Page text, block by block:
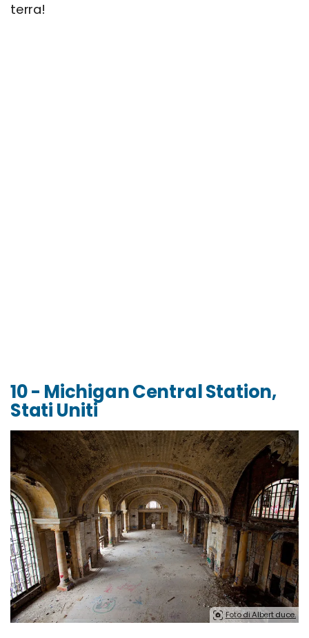
terra!
10 - Michigan Central Station,
Stati Uniti
Foto di Albert duce.